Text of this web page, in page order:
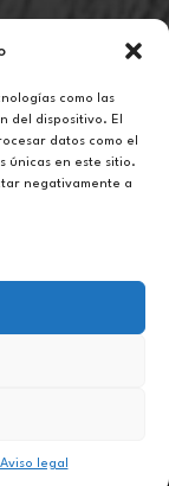
como las
del dispositivo. El
datos como el
únicas en este sitio.
negativamente a
Aviso legal